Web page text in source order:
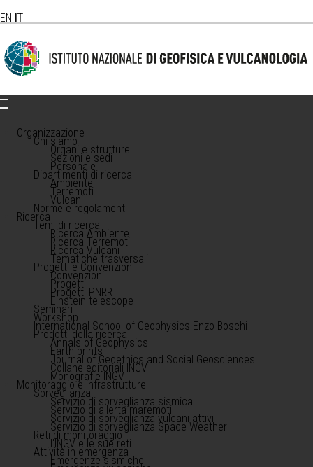
EN IT
Organizzazione
Chi siamo
Organi e strutture
Sezioni e sedi
Personale
Dipartimenti di ricerca
Ambiente
Terremoti
Vulcani
Norme e regolamenti
Ricerca
Temi di ricerca
Ricerca Ambiente
Ricerca Terremoti
Ricerca Vulcani
Tematiche trasversali
Progetti e Convenzioni
Convenzioni
Progetti
Progetti PNRR
Einstein telescope
Seminari
Workshop
International School of Geophysics Enzo Boschi
Prodotti della ricerca
Annals of Geophysics
Earth-prints
Journal of Geoethics and Social Geosciences
Collane editoriali INGV
Monografie INGV
Monitoraggio e infrastrutture
Sorveglianza
Servizio di sorveglianza sismica
Servizio di allerta maremoti
Servizio di sorveglianza vulcani attivi
Servizio di sorveglianza Space Weather
Reti di monitoraggio
l'INGV e le sue reti
Attività in emergenza
Emergenze sismiche